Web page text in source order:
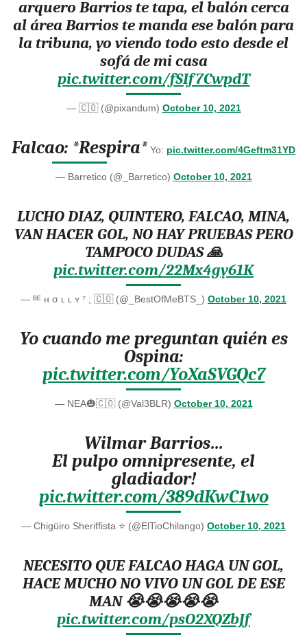
arquero Barrios te tapa, el balón cerca
al área Barrios te manda ese balón para
la tribuna, yo viendo todo esto desde el
sofá de mi casa
pic.twitter.com/fSIf7CwpdT
— 🇨🇴 (@pixandum) October 10, 2021
Falcao: *Respira* Yo: pic.twitter.com/4Geftm31YD
— Barretico (@_Barretico) October 10, 2021
LUCHO DIAZ, QUINTERO, FALCAO, MINA,
VAN HACER GOL, NO HAY PRUEBAS PERO
TAMPOCO DUDAS 🙏
pic.twitter.com/22Mx4gy61K
— ᴮᴱ н σ ʟ ʟ ʏ ⁷ ; 🇨🇴 (@_BestOfMeBTS_) October 10, 2021
Yo cuando me preguntan quién es
Ospina:
pic.twitter.com/YoXaSVGQc7
— NEA🎃🇨🇴 (@Val3BLR) October 10, 2021
Wilmar Barrios…
El pulpo omnipresente, el
gladiador!
pic.twitter.com/389dKwC1wo
— Chigüiro Sheriffista ⭐ (@ElTioChilango) October 10, 2021
NECESITO QUE FALCAO HAGA UN GOL,
HACE MUCHO NO VIVO UN GOL DE ESE
MAN 😭😭😭😭😭
pic.twitter.com/psO2XQZbJf